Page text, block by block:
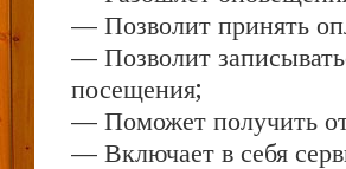
— Позволит принять
— Позволит
посещения;
— Поможет получить
— Включает в себя